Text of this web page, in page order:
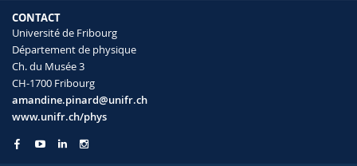
Sciences et médecine
Interfacultaire
Collaborateurs
Doctorants
Webmail
Programme des cours
MyUnifr
CONTACT
Université de Fribourg
Département de physique
Ch. du Musée 3
CH-1700 Fribourg
amandine.pinard@unifr.ch
www.unifr.ch/phys